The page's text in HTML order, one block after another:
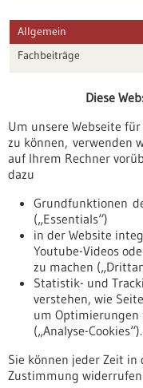
Allgemein
Fachbeiträge
Veranstaltungen
Erscheinungsdatum
Nach oben
Informiert
Diese
Um unsere Webseite
zu können, verwenden
auf Ihrem Rechner
dazu
Grundfunktionen
(„Essentials“)
in der Website
Youtube-Videos
zu machen
Statistik- und
verstehen, wie
um Optimierungen
(„Analyse-Cookies“).
Sie können jeder Zeit in
Zustimmung